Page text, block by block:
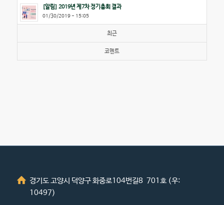
[알림] 2019년 제7차 정기총회 결과
01/30/2019 - 15:05
최근
코멘트
경기도 고양시 덕양구 화중로104번길8 701호 (우:
10497)